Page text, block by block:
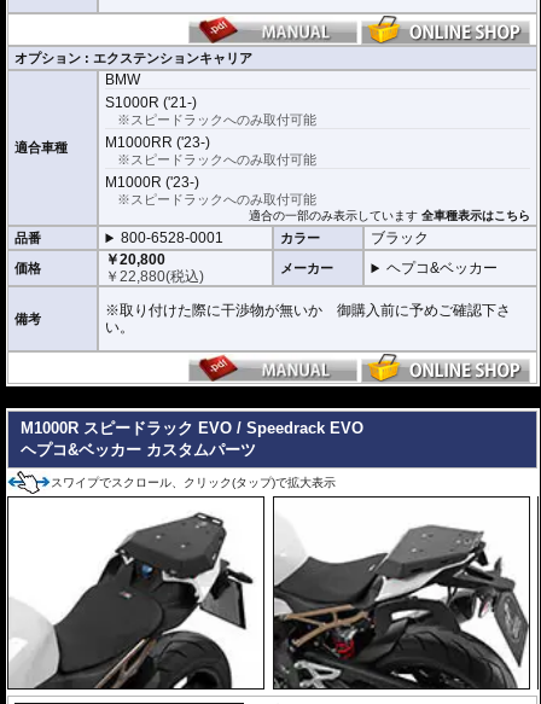
オプション : エクステンションキャリア
適合車種
BMW
S1000R ('21-)
※スピードラックへのみ取付可能
M1000RR ('23-)
※スピードラックへのみ取付可能
M1000R ('23-)
※スピードラックへのみ取付可能
適合の一部のみ表示しています全車種表示はこちら
品番 800-6528-0001 カラー ブラック
価格
￥20,800
￥22,880(税込) メーカー ヘプコ&ベッカー
備考
※取り付けた際に干渉物が無いか 御購入前に予めご確認下さ
い。
M1000R スピードラック EVO / Speedrack EVO
ヘプコ&ベッカー カスタムパーツ
スワイプでスクロール、クリック(タップ)で拡大表示